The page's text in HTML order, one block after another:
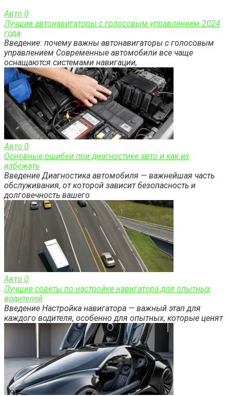
Авто 0
Лучшие автонавигаторы с голосовым управлением 2024
года
Введение: почему важны автонавигаторы с голосовым
управлением Современные автомобили все чаще
оснащаются системами навигации,
Авто 0
Основные ошибки при диагностике авто и как их
избежать
Введение Диагностика автомобиля — важнейшая часть
обслуживания, от которой зависит безопасность и
долговечность вашего
Авто 0
Лучшие советы по настройке навигатора для опытных
водителей
Введение Настройка навигатора — важный этап для
каждого водителя, особенно для опытных, которые ценят